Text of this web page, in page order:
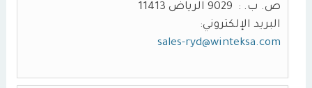
ص. ب. : 9029 الرياض 11413
البريد الإلكتروني:
sales-ryd@winteksa.com